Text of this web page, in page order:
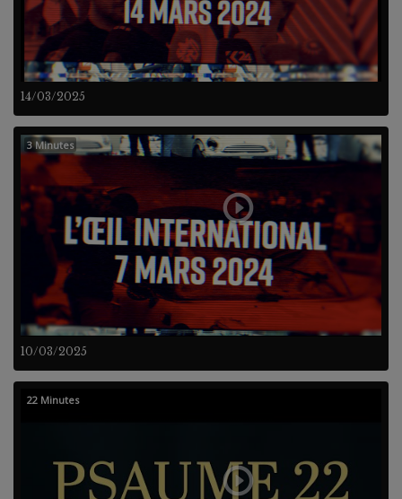
14/03/2025
10/03/2025
3 Minutes
22 Minutes